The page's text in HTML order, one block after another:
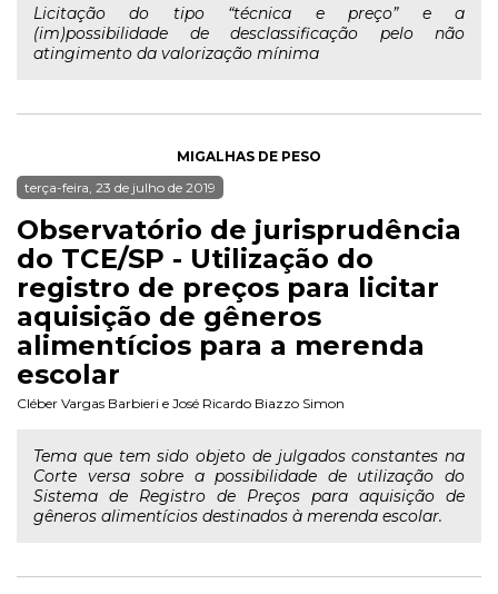
Licitação do tipo “técnica e preço” e a
(im)possibilidade de desclassificação pelo não
atingimento da valorização mínima
MIGALHAS DE PESO
terça-feira, 23 de julho de 2019
Observatório de jurisprudência
do TCE/SP - Utilização do
registro de preços para licitar
aquisição de gêneros
alimentícios para a merenda
escolar
Cléber Vargas Barbieri e José Ricardo Biazzo Simon
Tema que tem sido objeto de julgados constantes na
Corte versa sobre a possibilidade de utilização do
Sistema de Registro de Preços para aquisição de
gêneros alimentícios destinados à merenda escolar.